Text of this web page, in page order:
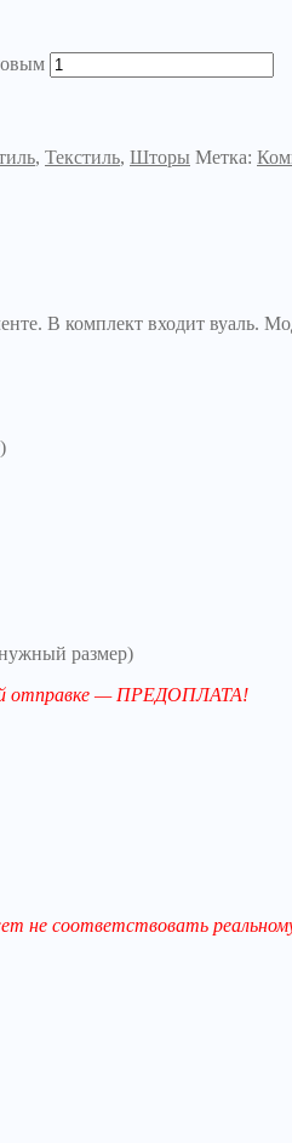
, Текстиль, Шторы Метка:
В комплект входит вуаль.
размер)
отправке — ПРЕДОПЛАТА!
не соответствовать